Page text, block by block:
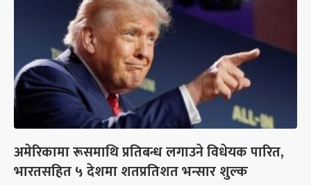
अमेरिकामा रूसमाथि प्रतिबन्ध लगाउने विधेयक पारित,
भारतसहित ५ देशमा शतप्रतिशत भन्सार शुल्क